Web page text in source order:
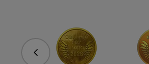
Poprzedni